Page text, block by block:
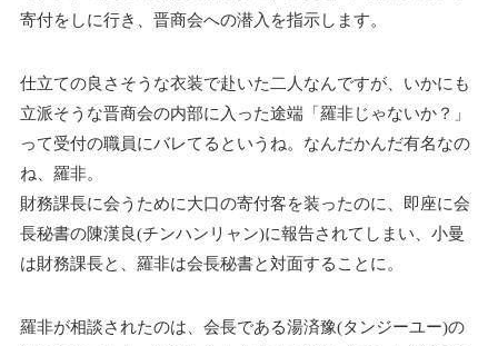
寄付をしに行き、晋商会への潜入を指示します。
仕立ての良さそうな衣装で赴いた二人なんですが、いかにも
立派そうな晋商会の内部に入った途端「羅非じゃないか？」
って受付の職員にバレてるというね。なんだかんだ有名なの
ね、羅非。
財務課長に会うために大口の寄付客を装ったのに、即座に会
長秘書の陳漢良(チンハンリャン)に報告されてしまい、小曼
は財務課長と、羅非は会長秘書と対面することに。
羅非が相談されたのは、会長である湯済豫(タンジーユー)の